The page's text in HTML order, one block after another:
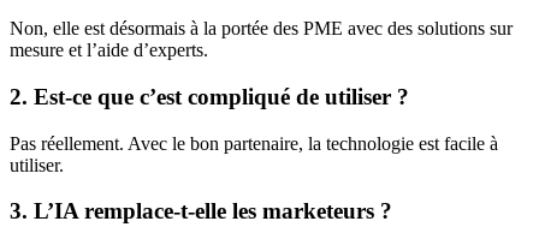
Non, elle est désormais à la portée des PME avec des solutions sur
mesure et l’aide d’experts.
2. Est-ce que c’est compliqué de utiliser ?
Pas réellement. Avec le bon partenaire, la technologie est facile à
utiliser.
3. L’IA remplace-t-elle les marketeurs ?